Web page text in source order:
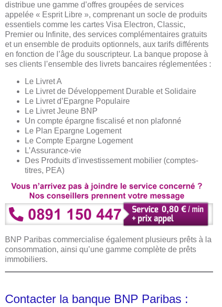
distribue une gamme d’offres groupées de services
appelée « Esprit Libre », comprenant un socle de produits
essentiels comme les cartes Visa Electron, Classic,
Premier ou Infinite, des services complémentaires gratuits
et un ensemble de produits optionnels, aux tarifs différents
en fonction de l’âge du souscripteur. La banque propose à
ses clients l’ensemble des livrets bancaires réglementées :
Le Livret A
Le Livret de Développement Durable et Solidaire
Le Livret d’Epargne Populaire
Le Livret Jeune BNP
Un compte épargne fiscalisé et non plafonné
Le Plan Epargne Logement
Le Compte Epargne Logement
L’Assurance-vie
Des Produits d’investissement mobilier (comptes-
titres, PEA)
BNP Paribas commercialise également plusieurs prêts à la
consommation, ainsi qu’une gamme complète de prêts
immobiliers.
Contacter la banque BNP Paribas :